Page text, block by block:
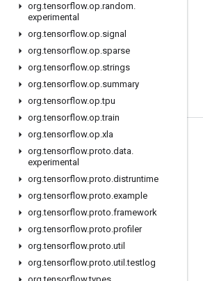
org.tensorflow.op.random.
experimental
org.tensorflow.op.signal
org.tensorflow.op.sparse
org.tensorflow.op.strings
org.tensorflow.op.summary
org.tensorflow.op.tpu
org.tensorflow.op.train
org.tensorflow.op.xla
org.tensorflow.proto.data.
experimental
org.tensorflow.proto.distruntime
org.tensorflow.proto.example
org.tensorflow.proto.framework
org.tensorflow.proto.profiler
org.tensorflow.proto.util
org.tensorflow.proto.util .testlog
Permanecer conectado
Blog
GitHub
Twitter